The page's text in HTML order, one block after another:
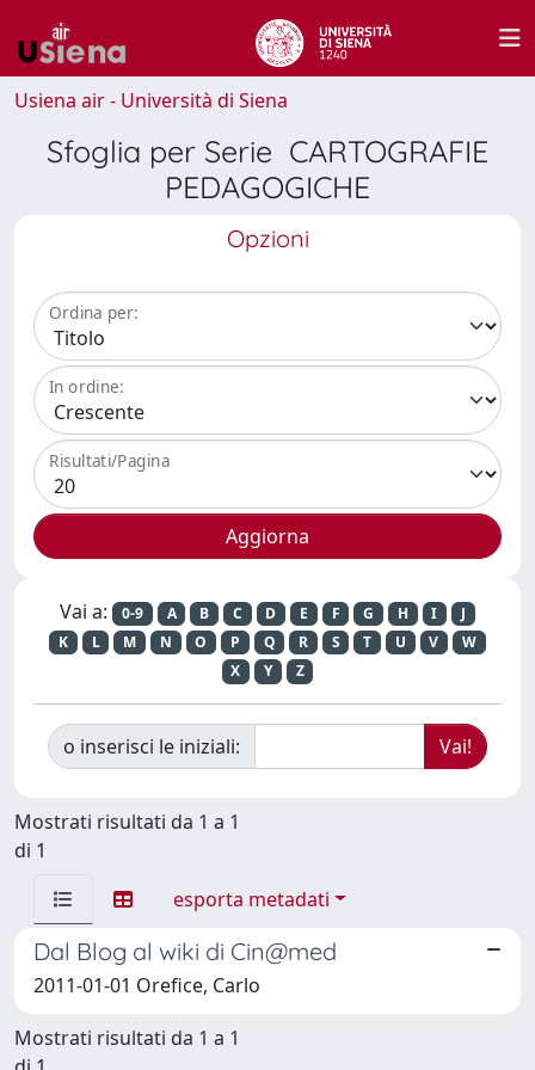
Usiena air - Università di Siena
Sfoglia per Serie CARTOGRAFIE
PEDAGOGICHE
Opzioni
Ordina per:
In ordine:
Risultati/Pagina
Vai a: 0-9 A B C D E F G H I
J
K
L M N O P Q R S T U V
W
X
Y Z
o inserisci le iniziali:
Mostrati risultati da 1 a 1
di 1
esporta metadati
Dal Blog al wiki di Cin@med
2011-01-01 Orefice, Carlo
Mostrati risultati da 1 a 1